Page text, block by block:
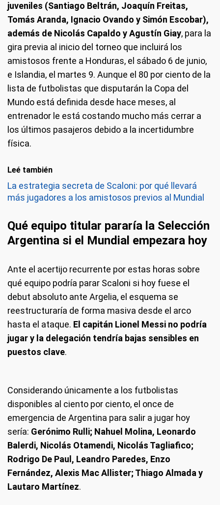
juveniles (Santiago Beltrán, Joaquín Freitas,
Tomás Aranda, Ignacio Ovando y Simón Escobar),
además de Nicolás Capaldo y Agustín Giay, para la
gira previa al inicio del torneo que incluirá los
amistosos frente a Honduras, el sábado 6 de junio,
e Islandia, el martes 9. Aunque el 80 por ciento de la
lista de futbolistas que disputarán la Copa del
Mundo está definida desde hace meses, al
entrenador le está costando mucho más cerrar a
los últimos pasajeros debido a la incertidumbre
física.
Leé también
La estrategia secreta de Scaloni: por qué llevará
más jugadores a los amistosos previos al Mundial
Qué equipo titular pararía la Selección
Argentina si el Mundial empezara hoy
Ante el acertijo recurrente por estas horas sobre
qué equipo podría parar Scaloni si hoy fuese el
debut absoluto ante Argelia, el esquema se
reestructuraría de forma masiva desde el arco
hasta el ataque. El capitán Lionel Messi no podría
jugar y la delegación tendría bajas sensibles en
puestos clave.
Considerando únicamente a los futbolistas
disponibles al ciento por ciento, el once de
emergencia de Argentina para salir a jugar hoy
sería: Gerónimo Rulli; Nahuel Molina, Leonardo
Balerdi, Nicolás Otamendi, Nicolás Tagliafico;
Rodrigo De Paul, Leandro Paredes, Enzo
Fernández, Alexis Mac Allister; Thiago Almada y
Lautaro Martínez.